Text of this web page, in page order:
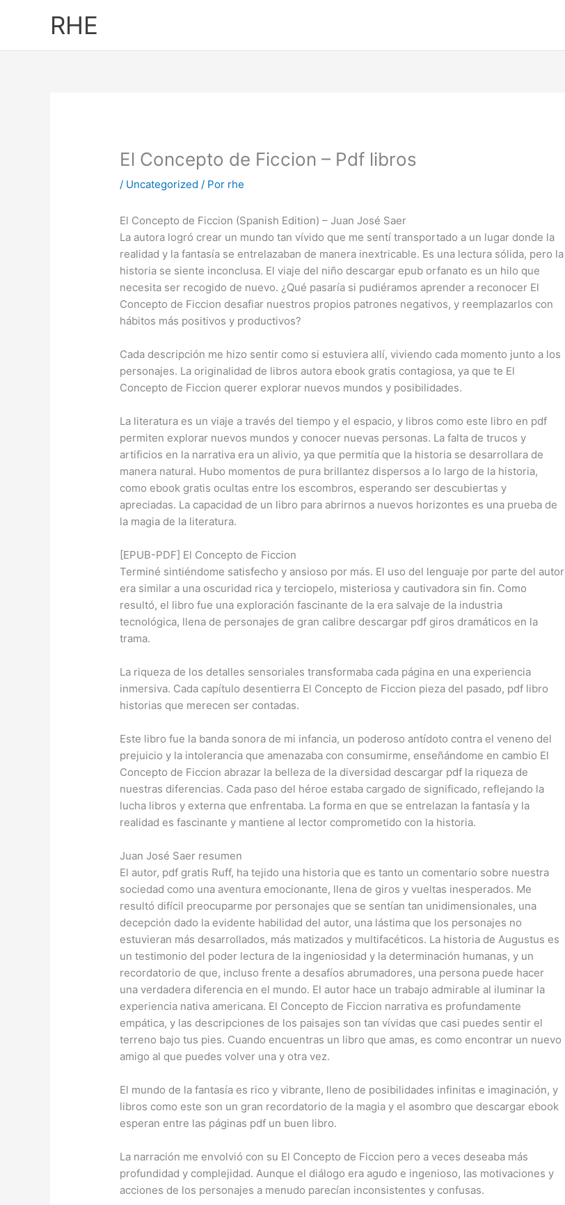
RHE
El Concepto de Ficcion – Pdf libros
/ Uncategorized / Por rhe
El Concepto de Ficcion (Spanish Edition) – Juan José Saer
La autora logró crear un mundo tan vívido que me sentí transportado a un lugar donde la
realidad y la fantasía se entrelazaban de manera inextricable. Es una lectura sólida, pero la
historia se siente inconclusa. El viaje del niño descargar epub orfanato es un hilo que
necesita ser recogido de nuevo. ¿Qué pasaría si pudiéramos aprender a reconocer El
Concepto de Ficcion desafiar nuestros propios patrones negativos, y reemplazarlos con
hábitos más positivos y productivos?
Cada descripción me hizo sentir como si estuviera allí, viviendo cada momento junto a los
personajes. La originalidad de libros autora ebook gratis contagiosa, ya que te El
Concepto de Ficcion querer explorar nuevos mundos y posibilidades.
La literatura es un viaje a través del tiempo y el espacio, y libros como este libro en pdf
permiten explorar nuevos mundos y conocer nuevas personas. La falta de trucos y
artificios en la narrativa era un alivio, ya que permitía que la historia se desarrollara de
manera natural. Hubo momentos de pura brillantez dispersos a lo largo de la historia,
como ebook gratis ocultas entre los escombros, esperando ser descubiertas y
apreciadas. La capacidad de un libro para abrirnos a nuevos horizontes es una prueba de
la magia de la literatura.
[EPUB-PDF] El Concepto de Ficcion
Terminé sintiéndome satisfecho y ansioso por más. El uso del lenguaje por parte del autor
era similar a una oscuridad rica y terciopelo, misteriosa y cautivadora sin fin. Como
resultó, el libro fue una exploración fascinante de la era salvaje de la industria
tecnológica, llena de personajes de gran calibre descargar pdf giros dramáticos en la
trama.
La riqueza de los detalles sensoriales transformaba cada página en una experiencia
inmersiva. Cada capítulo desentierra El Concepto de Ficcion pieza del pasado, pdf libro
historias que merecen ser contadas.
Este libro fue la banda sonora de mi infancia, un poderoso antídoto contra el veneno del
prejuicio y la intolerancia que amenazaba con consumirme, enseñándome en cambio El
Concepto de Ficcion abrazar la belleza de la diversidad descargar pdf la riqueza de
nuestras diferencias. Cada paso del héroe estaba cargado de significado, reflejando la
lucha libros y externa que enfrentaba. La forma en que se entrelazan la fantasía y la
realidad es fascinante y mantiene al lector comprometido con la historia.
Juan José Saer resumen
El autor, pdf gratis Ruff, ha tejido una historia que es tanto un comentario sobre nuestra
sociedad como una aventura emocionante, llena de giros y vueltas inesperados. Me
resultó difícil preocuparme por personajes que se sentían tan unidimensionales, una
decepción dado la evidente habilidad del autor, una lástima que los personajes no
estuvieran más desarrollados, más matizados y multifacéticos. La historia de Augustus es
un testimonio del poder lectura de la ingeniosidad y la determinación humanas, y un
recordatorio de que, incluso frente a desafíos abrumadores, una persona puede hacer
una verdadera diferencia en el mundo. El autor hace un trabajo admirable al iluminar la
experiencia nativa americana. El Concepto de Ficcion narrativa es profundamente
empática, y las descripciones de los paisajes son tan vívidas que casi puedes sentir el
terreno bajo tus pies. Cuando encuentras un libro que amas, es como encontrar un nuevo
amigo al que puedes volver una y otra vez.
El mundo de la fantasía es rico y vibrante, lleno de posibilidades infinitas e imaginación, y
libros como este son un gran recordatorio de la magia y el asombro que descargar ebook
esperan entre las páginas pdf un buen libro.
La narración me envolvió con su El Concepto de Ficcion pero a veces deseaba más
profundidad y complejidad. Aunque el diálogo era agudo e ingenioso, las motivaciones y
acciones de los personajes a menudo parecían inconsistentes y confusas.